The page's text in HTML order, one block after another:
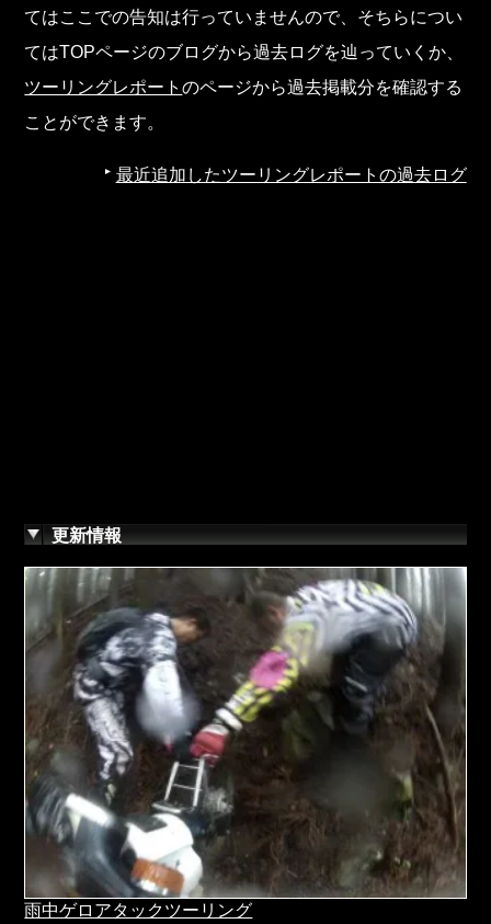
てはここでの告知は行っていませんので、そちらについ
てはTOPページのブログから過去ログを辿っていくか、
ツーリングレポートのページから過去掲載分を確認する
ことができます。
最近追加したツーリングレポートの過去ログ
更新情報
雨中ゲロアタックツーリング